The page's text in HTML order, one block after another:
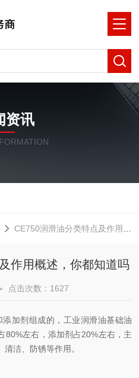
资讯
CE750润滑油分类特点及作用概述，你都知道吗
作用概述，你都知道吗
点击次数：1627
添加剂组成的，工业润滑油基础油
80%左右，添加剂占20%左右，主
洁、防锈等作用。